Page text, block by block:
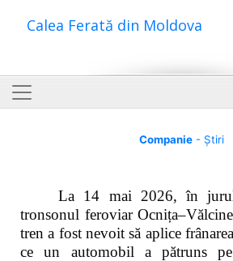
Calea Ferată din Moldova
Companie- Știri
La 14 mai 2026, în
tronsonul feroviar
tren a fost nevoit să aplice
ce un automobil a pătruns